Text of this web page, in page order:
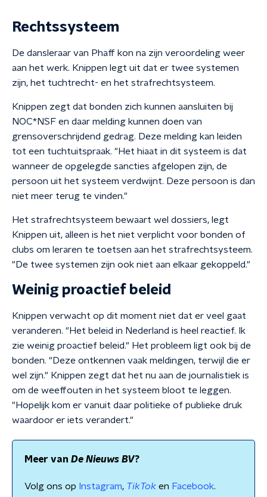
Rechtssysteem
De dansleraar van Phaff kon na zijn veroordeling weer
aan het werk. Knippen legt uit dat er twee systemen
zijn, het tuchtrecht- en het strafrechtsysteem.
Knippen zegt dat bonden zich kunnen aansluiten bij
NOC*NSF en daar melding kunnen doen van
grensoverschrijdend gedrag. Deze melding kan leiden
tot een tuchtuitspraak. "Het hiaat in dit systeem is dat
wanneer de opgelegde sancties afgelopen zijn, de
persoon uit het systeem verdwijnt. Deze persoon is dan
niet meer terug te vinden."
Het strafrechtsysteem bewaart wel dossiers, legt
Knippen uit, alleen is het niet verplicht voor bonden of
clubs om leraren te toetsen aan het strafrechtsysteem.
"De twee systemen zijn ook niet aan elkaar gekoppeld."
Weinig proactief beleid
Knippen verwacht op dit moment niet dat er veel gaat
veranderen. "Het beleid in Nederland is heel reactief. Ik
zie weinig proactief beleid." Het probleem ligt ook bij de
bonden. "Deze ontkennen vaak meldingen, terwijl die er
wel zijn." Knippen zegt dat het nu aan de journalistiek is
om de weeffouten in het systeem bloot te leggen.
"Hopelijk kom er vanuit daar politieke of publieke druk
waardoor er iets verandert."
Meer van De Nieuws BV?
Volg ons op Instagram, TikTok en Facebook.